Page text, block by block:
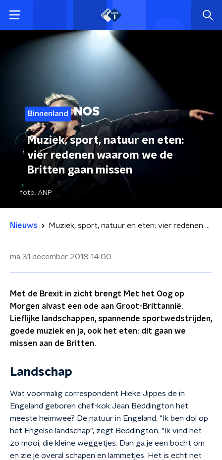
Binnenland
Muziek, sport, natuur en eten:
vier redenen waarom we de
Britten gaan missen
foto: ANP
Nieuws Muziek, sport, natuur en eten: vier redenen waarom we de Britten gaan missen
ma 31 december 2018 14:00
Met de Brexit in zicht brengt Met het Oog op
Morgen alvast een ode aan Groot-Brittannië.
Lieflijke landschappen, spannende sportwedstrijden,
goede muziek en ja, ook het eten: dit gaan we
missen aan de Britten.
Landschap
Wat voormalig correspondent Hieke Jippes de in
Engeland geboren chef-kok Jean Beddington het
meeste heimwee? De natuur in Engeland. "Ik ben dol op
het Engelse landschap", zegt Beddington. "Ik vind het
zo mooi, die kleine weggetjes. Dan ga je een bocht om
en zie je overal schapen en lammetjes. Het is echt net